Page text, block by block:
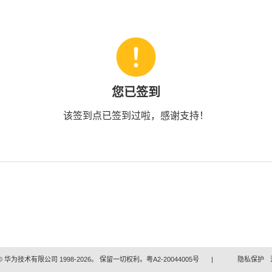
您已签到
该签到点已签到过啦，感谢支持！
华为技术有限公司 1998-2026。 保留一切权利。粤A2-20044005号 | 隐私保护